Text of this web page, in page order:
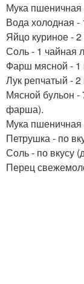
Мука пшеничная
Вода холодная -
Яйцо куриное - 2
Соль - 1 чайная
Фарш мясной - 1
Лук репчатый -
Мясной бульон -
фарша).
Мука
Петрушка - по
Соль - по вкусу
Перец